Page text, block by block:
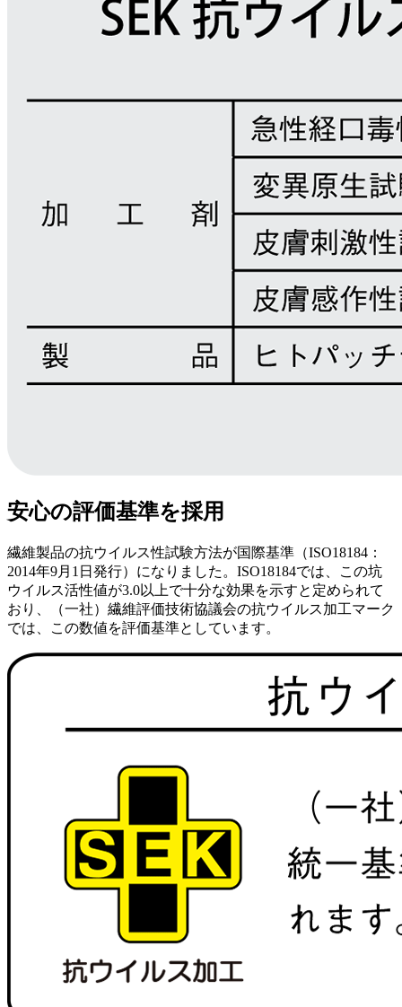
安心の評価基準を採用
繊維製品の抗ウイルス性試験方法が国際基準（ISO18184：
2014年9月1日発行）になりました。ISO18184では、この坑
ウイルス活性値が3.0以上で十分な効果を示すと定められて
おり、（一社）繊維評価技術協議会の抗ウイルス加工マーク
では、この数値を評価基準としています。